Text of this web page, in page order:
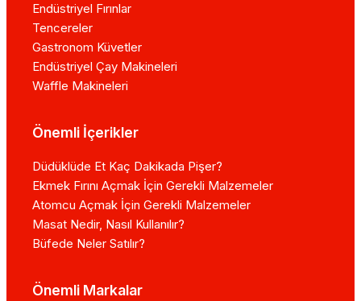
Endüstriyel Fırınlar
Tencereler
Gastronom Küvetler
Endüstriyel Çay Makineleri
Waffle Makineleri
Önemli İçerikler
Düdüklüde Et Kaç Dakikada Pişer?
Ekmek Fırını Açmak İçin Gerekli Malzemeler
Atomcu Açmak İçin Gerekli Malzemeler
Masat Nedir, Nasıl Kullanılır?
Büfede Neler Satılır?
Önemli Markalar